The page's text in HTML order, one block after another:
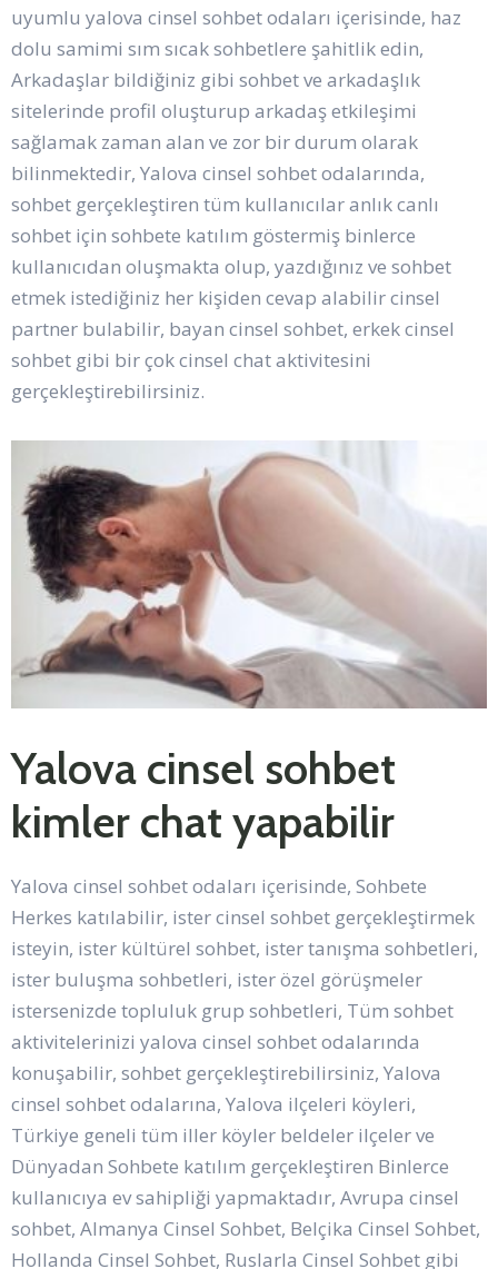
uyumlu yalova cinsel sohbet odaları içerisinde, haz
dolu samimi sım sıcak sohbetlere şahitlik edin,
Arkadaşlar bildiğiniz gibi sohbet ve arkadaşlık
sitelerinde profil oluşturup arkadaş etkileşimi
sağlamak zaman alan ve zor bir durum olarak
bilinmektedir, Yalova cinsel sohbet odalarında,
sohbet gerçekleştiren tüm kullanıcılar anlık canlı
sohbet için sohbete katılım göstermiş binlerce
kullanıcıdan oluşmakta olup, yazdığınız ve sohbet
etmek istediğiniz her kişiden cevap alabilir cinsel
partner bulabilir, bayan cinsel sohbet, erkek cinsel
sohbet gibi bir çok cinsel chat aktivitesini
gerçekleştirebilirsiniz.
Yalova cinsel sohbet
kimler chat yapabilir
Yalova cinsel sohbet odaları içerisinde, Sohbete
Herkes katılabilir, ister cinsel sohbet gerçekleştirmek
isteyin, ister kültürel sohbet, ister tanışma sohbetleri,
ister buluşma sohbetleri, ister özel görüşmeler
istersenizde topluluk grup sohbetleri, Tüm sohbet
aktivitelerinizi yalova cinsel sohbet odalarında
konuşabilir, sohbet gerçekleştirebilirsiniz, Yalova
cinsel sohbet odalarına, Yalova ilçeleri köyleri,
Türkiye geneli tüm iller köyler beldeler ilçeler ve
Dünyadan Sohbete katılım gerçekleştiren Binlerce
kullanıcıya ev sahipliği yapmaktadır, Avrupa cinsel
sohbet, Almanya Cinsel Sohbet, Belçika Cinsel Sohbet,
Hollanda Cinsel Sohbet, Ruslarla Cinsel Sohbet gibi